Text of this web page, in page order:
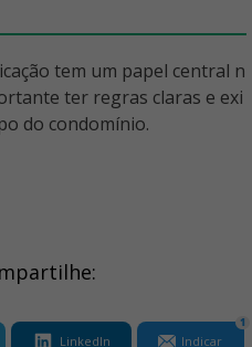
tem um papel central n
ter regras claras e exi
do condomínio.
LinkedIn Indicar
1